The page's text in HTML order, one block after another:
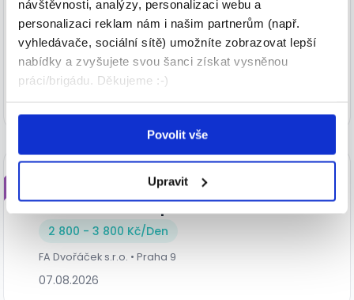
návštěvnosti, analýzy, personalizaci webu a
personalizaci reklam nám i našim partnerům (např.
vyhledávače, sociální sítě) umožníte zobrazovat lepší
nabídky a zvyšujete svou šanci získat vysněnou
práci/brigádu. Děkujeme :-)
Povolit vše
Upravit
Kč (A14241)
35 000 - 45 000 Kč/měs.
HOFMANN WIZARD s.r.o. • Brno
TOP
Víkendová brigáda - řidič na
rozvoz elektrospotřebičů
2 800 - 3 800 Kč/Den
FA Dvořáček s.r.o. • Praha 9
07.08.2026